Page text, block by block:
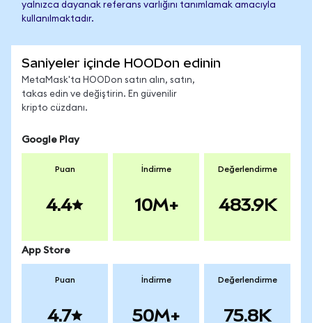
yalnızca dayanak referans varlığını tanımlamak amacıyla
kullanılmaktadır.
Saniyeler içinde HOODon edinin
MetaMask'ta HOODon satın alın, satın,
takas edin ve değiştirin. En güvenilir
kripto cüzdanı.
Google Play
Puan
4.4
İndirme
10M+
Değerlendirme
483.9K
App Store
Puan
4.7
İndirme
50M+
Değerlendirme
75.8K